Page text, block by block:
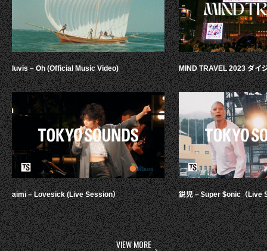
luvis – Oh (Official Music Video)
aimi – Lovesick (Live Session）
MIND TRAVEL 2023 ダイ
鋭児 – $uper $onic（Live
VIEW MORE